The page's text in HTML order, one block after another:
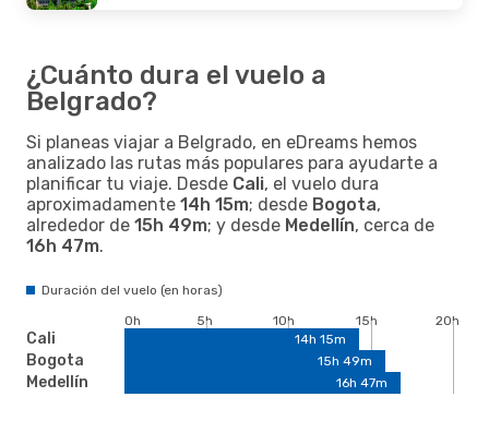
¿Cuánto dura el vuelo a
Belgrado?
Si planeas viajar a Belgrado, en eDreams hemos
analizado las rutas más populares para ayudarte a
planificar tu viaje. Desde Cali, el vuelo dura
aproximadamente 14h 15m; desde Bogota,
alrededor de 15h 49m; y desde Medellín, cerca de
16h 47m.
Duración del vuelo (en horas)
Cali
Bogota
Medellín
0h 5h 10h 15h
20h
14h 15m
15h 49m
16h 47m